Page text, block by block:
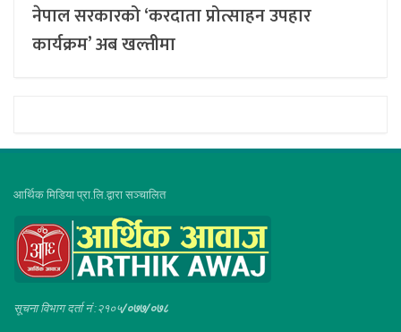
नेपाल सरकारको ‘करदाता प्रोत्साहन उपहार
कार्यक्रम’ अब खल्तीमा
आर्थिक मिडिया प्रा.लि.द्वारा सञ्चालित
सूचना विभाग दर्ता नं :२१०५/०७७/०७८